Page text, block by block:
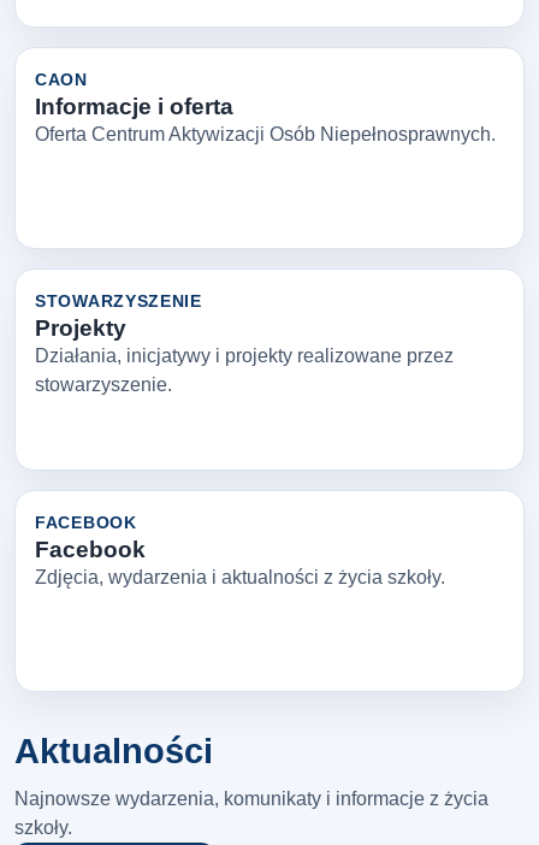
CAON
Informacje i oferta
Oferta Centrum Aktywizacji Osób Niepełnosprawnych.
STOWARZYSZENIE
Projekty
Działania, inicjatywy i projekty realizowane przez
stowarzyszenie.
FACEBOOK
Facebook
Zdjęcia, wydarzenia i aktualności z życia szkoły.
Aktualności
Najnowsze wydarzenia, komunikaty i informacje z życia
szkoły.